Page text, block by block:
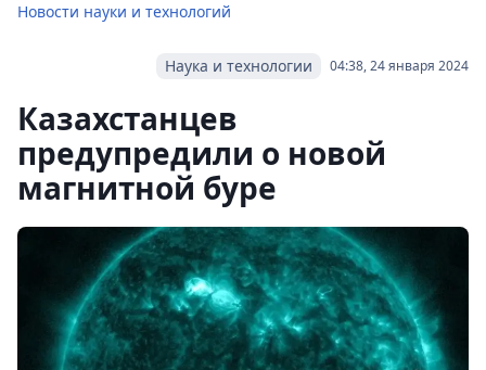
Новости науки и технологий
04:38, 24 января 2024
Наука и технологии
Казахстанцев
предупредили о новой
магнитной буре